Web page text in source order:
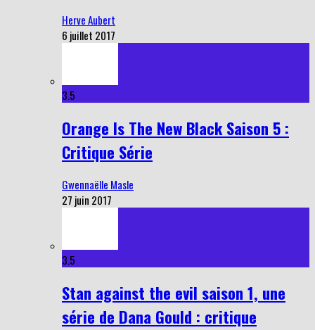
Herve Aubert
6 juillet 2017
3.5
Orange Is The New Black Saison 5 :
Critique Série
Gwennaëlle Masle
27 juin 2017
3.5
Stan against the evil saison 1, une
série de Dana Gould : critique